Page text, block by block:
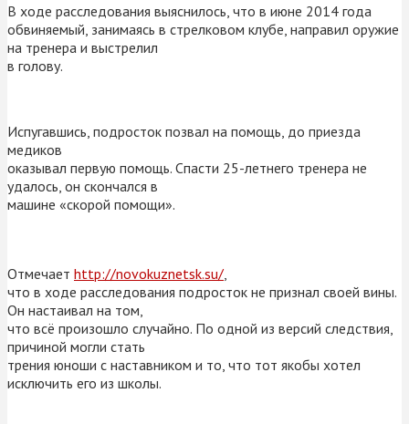
В ходе расследования выяснилось, что в июне 2014 года
обвиняемый, занимаясь в стрелковом клубе, направил оружие
на тренера и выстрелил
в голову.
Испугавшись, подросток позвал на помощь, до приезда
медиков
оказывал первую помощь. Спасти 25-летнего тренера не
удалось, он скончался в
машине «скорой помощи».
Отмечает http://novokuznetsk.su/
что в ходе расследования подросток не признал своей вины.
Он настаивал на том,
что всё произошло случайно. По одной из версий следствия,
причиной могли стать
трения юноши с наставником и то, что тот якобы хотел
исключить его из школы.